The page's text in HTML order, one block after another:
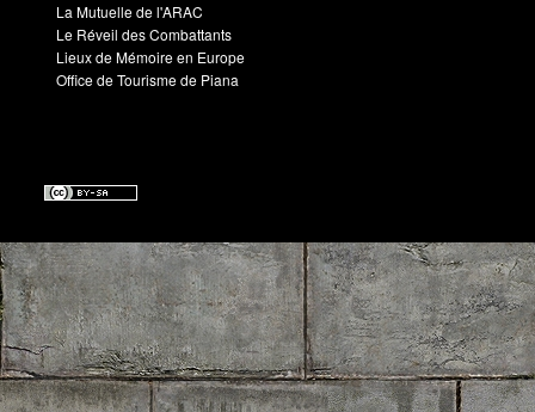
La Mutuelle de l'ARAC
Le Réveil des Combattants
Lieux de Mémoire en Europe
Office de Tourisme de Piana